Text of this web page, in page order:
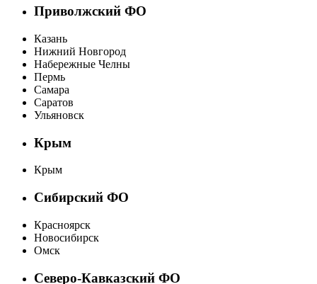
Приволжский ФО
Казань
Нижний Новгород
Набережные Челны
Пермь
Самара
Саратов
Ульяновск
Крым
Крым
Сибирский ФО
Красноярск
Новосибирск
Омск
Северо-Кавказский ФО